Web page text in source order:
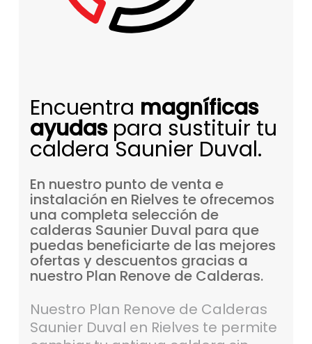
Encuentra magníficas
ayudaspara sustituir tu
caldera Saunier Duval.
En nuestro punto deventa e
instalación en Rielves te ofrecemos
una completa selección de
calderas Saunier Duval para que
puedas beneficiarte de las mejores
ofertas y descuentos gracias a
nuestro Plan Renove de Calderas.
Nuestro Plan Renove de Calderas
Saunier Duval en Rielves te permite